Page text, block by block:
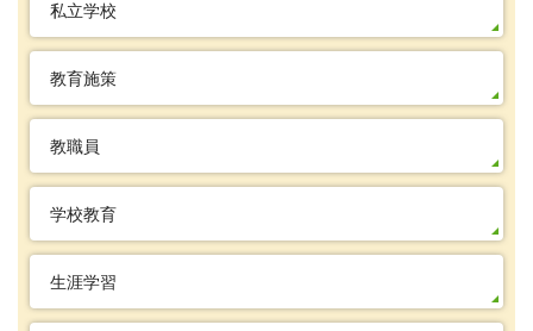
私立学校
教育施策
教職員
学校教育
生涯学習